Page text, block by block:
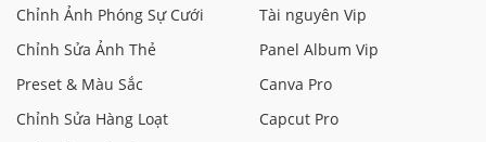
Chỉnh Ảnh Phóng Sự Cưới
Chỉnh Sửa Ảnh Thẻ
Preset & Màu Sắc
Chỉnh Sửa Hàng Loạt
Tài nguyên Vip
Panel Album Vip
Canva Pro
Capcut Pro